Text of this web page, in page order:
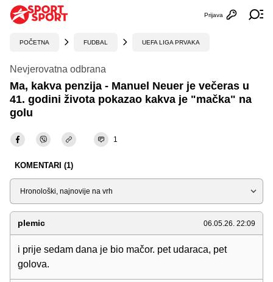
Otvori
Prijava
POČETNA FUDBAL UEFA LIGA PRVAKA
Nevjerovatna odbrana
Ma, kakva penzija - Manuel Neuer je večeras u
41. godini života pokazao kakva je "mačka" na
golu
1
KOMENTARI (1)
Sortiraj
plemic 06.05.26. 22:09
i prije sedam dana je bio mačor. pet udaraca, pet
golova.